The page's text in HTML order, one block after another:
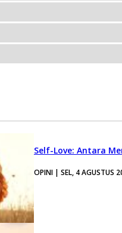
Self-Love: Antara
OPINI | SEL, 4 AGUSTUS